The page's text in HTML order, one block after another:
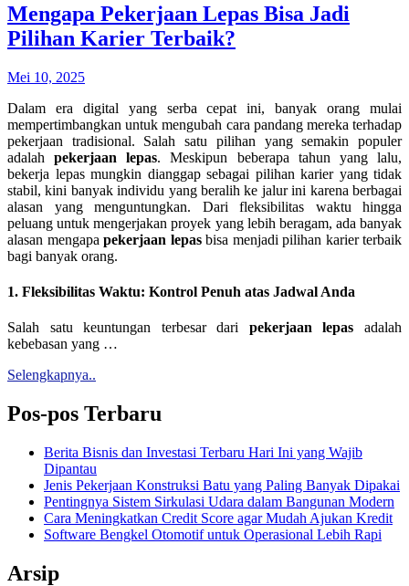
Mengapa Pekerjaan Lepas Bisa Jadi
Pilihan Karier Terbaik?
Mei 10, 2025
Dalam era digital yang serba cepat ini, banyak orang mulai
mempertimbangkan untuk mengubah cara pandang mereka terhadap
pekerjaan tradisional. Salah satu pilihan yang semakin populer
adalahpekerjaan lepas. Meskipun beberapa tahun yang lalu,
bekerja lepas mungkin dianggap sebagai pilihan karier yang tidak
stabil, kini banyak individu yang beralih ke jalur ini karena berbagai
alasan yang menguntungkan. Dari fleksibilitas waktu hingga
peluang untuk mengerjakan proyek yang lebih beragam, ada banyak
alasan mengapa pekerjaan lepasbisa menjadi pilihan karier terbaik
bagi banyak orang.
1. Fleksibilitas Waktu: Kontrol Penuh atas Jadwal Anda
Salah satu keuntungan terbesar dari pekerjaan lepas adalah
kebebasan yang …
Selengkapnya..
Pos-pos Terbaru
Berita Bisnis dan Investasi Terbaru Hari Ini yang Wajib
Dipantau
Jenis Pekerjaan Konstruksi Batu yang Paling Banyak Dipakai
Pentingnya Sistem Sirkulasi Udara dalam Bangunan Modern
Cara Meningkatkan Credit Score agar Mudah Ajukan Kredit
Software Bengkel Otomotif untuk Operasional Lebih Rapi
Arsip